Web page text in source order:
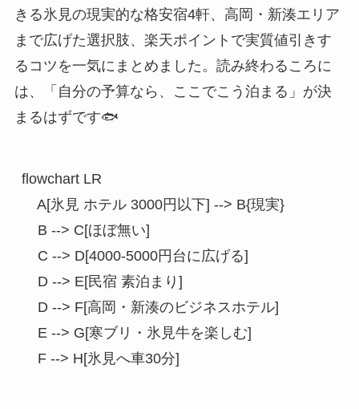
きる氷見の現実的な格安宿4軒、高岡・新湊エリア
まで広げた選択肢、楽天ポイントで実質値引きす
るコツを一気にまとめました。読み終わるころに
は、「自分の予算なら、ここでこう泊まる」が決
まるはずです🐟
flowchart LR
    A[氷見 ホテル 3000円以下] --> B{現実}
    B --> C[ほぼ無い]
    C --> D[4000-5000円台に広げる]
    D --> E[民宿 素泊まり]
    D --> F[高岡・新湊のビジネスホテル]
    E --> G[寒ブリ・氷見牛を楽しむ]